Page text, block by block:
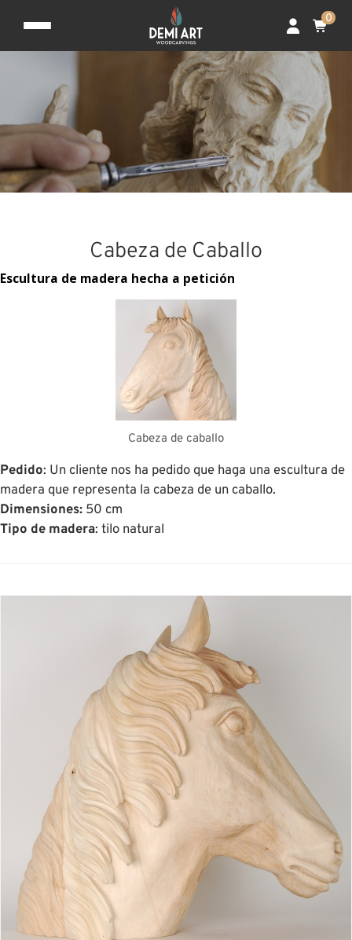
0
Cabeza de Caballo
Escultura de madera hecha a petición
Cabeza de caballo
Pedido: Un cliente nos ha pedido que haga una escultura de
madera que representa la cabeza de un caballo.
Dimensiones: 50 cm
Tipo de madera: tilo natural